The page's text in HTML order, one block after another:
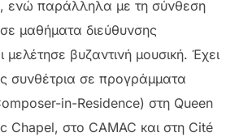
ενώ παράλληλα με τη σύνθεση
μαθήματα διεύθυνσης
μελέτησε βυζαντινή μουσική. Έχει
συνθέτρια σε προγράμματα
in-Residence) στη Queen
Chapel, στο CAMAC και στη Cité